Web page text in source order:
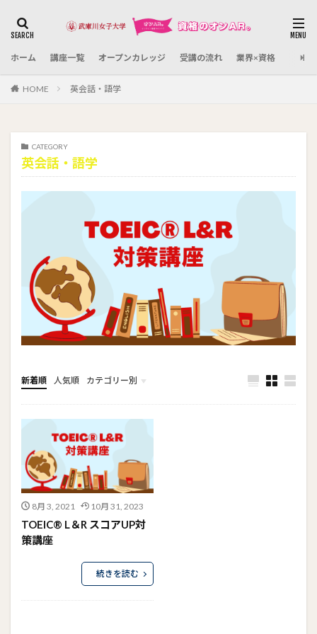
ホーム 講座一覧 オープンカレッジ 受講の流れ 業界×資格
HOME 英会話・語学
CATEGORY
英会話・語学
新着順 人気順 カテゴリー別
8月 3, 2021 10月 31, 2023
TOEIC® L＆R スコアUP対
策講座
続きを読む